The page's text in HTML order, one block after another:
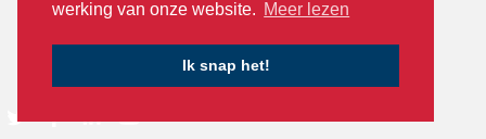
werking van onze website. Meer lezen
Ik snap het!
© 2020 Piet Brouwer Elektrotechniek
Privacyverklaring